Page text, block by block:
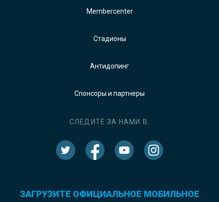
Membercenter
Стадионы
Антидопинг
Спонсоры и партнеры
СЛЕДИТЕ ЗА НАМИ В:
ЗАГРУЗИТЕ ОФИЦИАЛЬНОЕ МОБИЛЬНОЕ